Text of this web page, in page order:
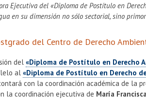
Ejecutiva del «Diploma de Postítulo en
en su dimensión no sólo sectorial, sino
del Centro de Derecho
del«Diploma de Postítulo en Derecho
al«Diploma de Postítulo en Derecho
con la coordinación académica de la
la coordinación ejecutiva de María